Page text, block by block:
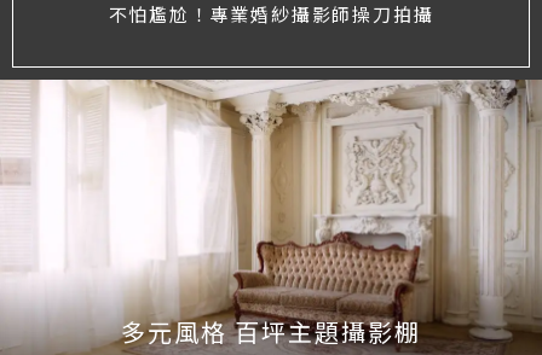
不怕尷尬！專業婚紗攝影師操刀拍攝
多元風格 百坪主題攝影棚